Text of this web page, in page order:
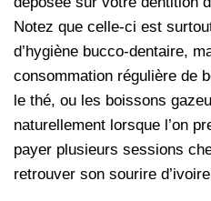
Notez que celle-ci est
d’hygiène bucco-dentaire,
consommation régulière de
le thé, ou les boissons
naturellement lorsque l’on
payer plusieurs sessions
retrouver son sourire